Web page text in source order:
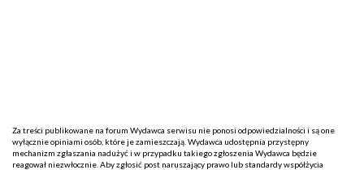
Za treści publikowane na forum Wydawca serwisu nie ponosi odpowiedzialności i są one
wyłącznie opiniami osób, które je zamieszczają. Wydawca udostępnia przystępny
mechanizm zgłaszania nadużyć i w przypadku takiego zgłoszenia Wydawca będzie
reagował niezwłocznie. Aby zgłosić post naruszający prawo lub standardy współżycia